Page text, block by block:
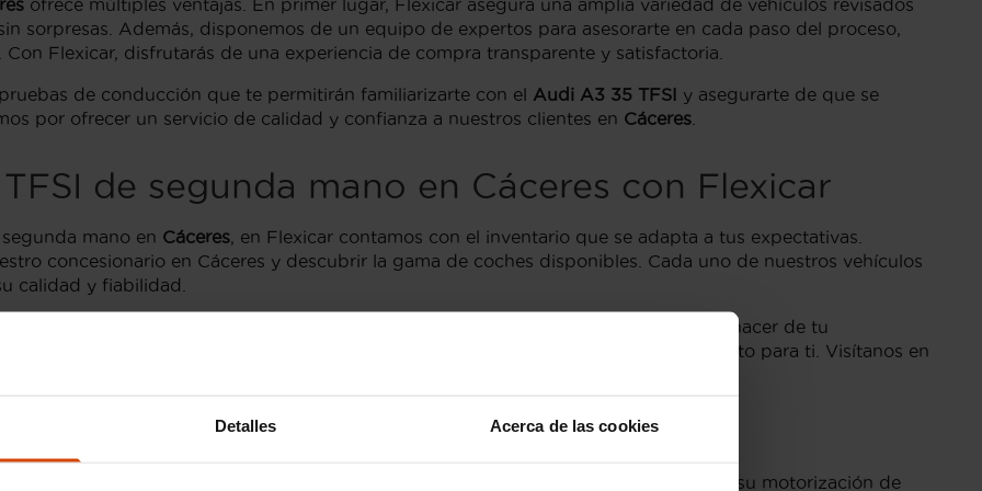
Detalles Acerca de las cookies
ofrece múltiples ventajas. En primer lugar, Flexicar asegura una amplia variedad de vehículos revisados
sorpresas. Además, disponemos de un equipo de expertos para asesorarte en cada paso del proceso,
Flexicar, disfrutarás de una experiencia de compra transparente y satisfactoria.
de conducción que te permitirán familiarizarte con el Audi A3 35 TFSI y asegurarte de que se
por ofrecer un servicio de calidad y confianza a nuestros clientes en Cáceres
de segunda mano en Cáceres con Flexicar
mano en Cáceres, en Flexicar contamos con el inventario que se adapta a tus expectativas.
concesionario en Cáceres y descubrir la gama de coches disponibles. Cada uno de nuestros vehículos
calidad y fiabilidad.
que también estás adquiriendo tranquilidad y confianza. Nuestro compromiso es hacer de tu
acompañándote en cada paso para asegurarnos de que encuentres el coche perfecto para ti. Visítanos en
preferida para muchos a la hora de comprar un coche de segunda mano.
en Cáceres
buscan un coche de segunda mano en
. Este modelo se distingue por su motorización de